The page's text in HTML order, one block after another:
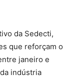
da Sedecti,
que reforçam o
janeiro e
indústria